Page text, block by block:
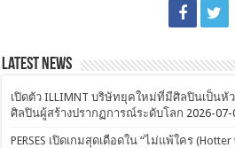
Latest News
เปิดตัว ILLIMNT บริษัทยุคใหม่ที่มีศิลปินเป็นหัว
ศิลปินผู้สร้างปรากฏการณ์ระดับโลก 2026-07-
PERSES เปิดเกมสุดเดือดใน “ไม่แพ้ใคร (Hotter